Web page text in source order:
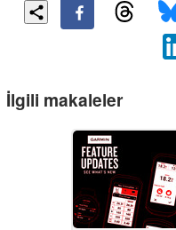
İlgili makaleler